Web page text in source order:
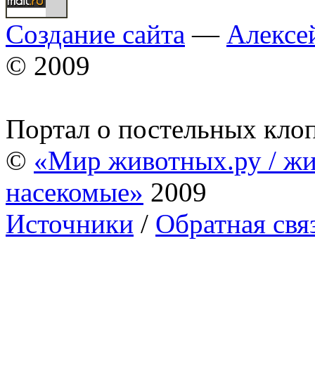
Создание сайта —
© 2009
Портал о постельных
© «Мир животных.ру /
насекомые» 2009
Источники / Обратная